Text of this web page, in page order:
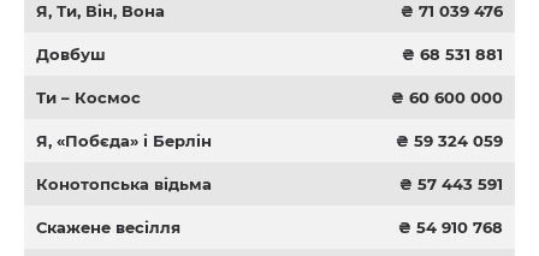
Я, Ти, Він, Вона ₴ 71 039 476
Довбуш ₴ 68 531 881
Ти – Космос ₴ 60 600 000
Я, «Побєда» і Берлін ₴ 59 324 059
Конотопська відьма ₴ 57 443 591
Скажене весілля ₴ 54 910 768